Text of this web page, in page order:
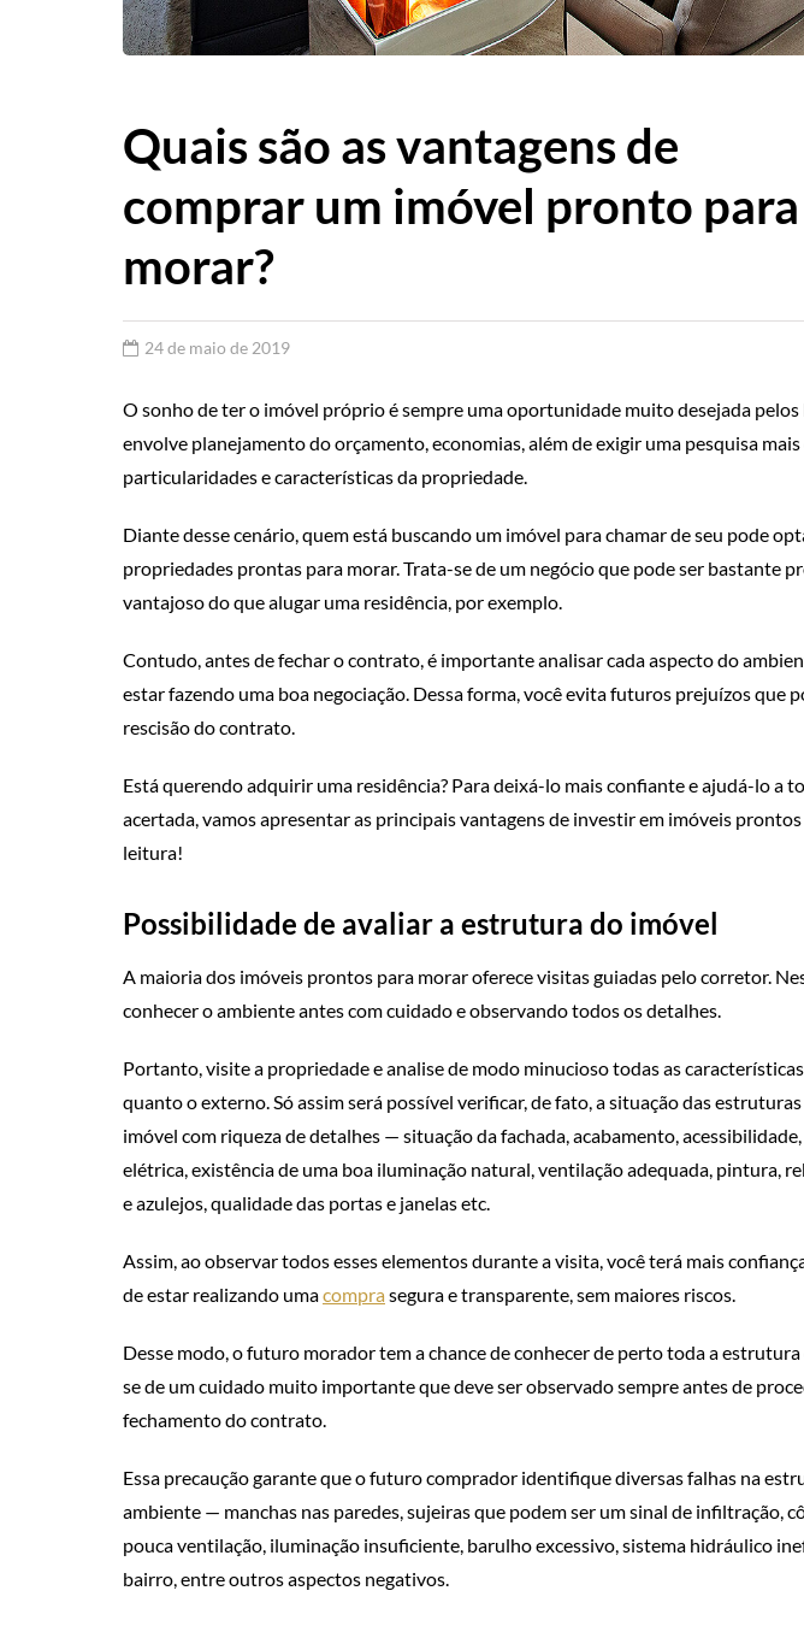
Quais são as vantagens de
comprar um imóvel pronto para
morar?
24 de maio de 2019
O sonho de ter o imóvel próprio é sempre uma oportunidade muito desejada pelos
envolve planejamento do orçamento, economias, além de exigir uma pesquisa
particularidades e características da propriedade.
Diante desse cenário, quem está buscando um imóvel para chamar de seu pode
propriedades prontas para morar. Trata-se de um negócio que pode ser bastante
vantajoso do que alugar uma residência, por exemplo.
Contudo, antes de fechar o contrato, é importante analisar cada aspecto do
estar fazendo uma boa negociação. Dessa forma, você evita futuros prejuízos que
rescisão do contrato.
Está querendo adquirir uma residência? Para deixá-lo mais confiante e ajudá-lo a
acertada, vamos apresentar as principais vantagens de investir em imóveis
leitura!
Possibilidade de avaliar a estrutura do imóvel
A maioria dos imóveis prontos para morar oferece visitas guiadas pelo corretor.
conhecer o ambiente antes com cuidado e observando todos os detalhes.
Portanto, visite a propriedade e analise de modo minucioso todas as
quanto o externo. Só assim será possível verificar, de fato, a situação das
imóvel com riqueza de detalhes — situação da fachada, acabamento,
elétrica, existência de uma boa iluminação natural, ventilação adequada, pintura,
e azulejos, qualidade das portas e janelas etc.
Assim, ao observar todos esses elementos durante a visita, você terá mais
de estar realizando umacomprasegura e transparente, sem maiores riscos.
Desse modo, o futuro morador tem a chance de conhecer de perto toda a
se de um cuidado muito importante que deve ser observado sempre antes de
fechamento do contrato.
Essa precaução garante que o futuro comprador identifique diversas falhas na
ambiente — manchas nas paredes, sujeiras que podem ser um sinal de infiltração,
pouca ventilação, iluminação insuficiente, barulho excessivo, sistema hidráulico
bairro, entre outros aspectos negativos.